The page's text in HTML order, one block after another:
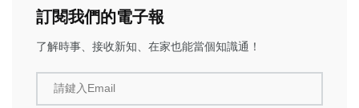
訂閱我們的電子報
了解時事、接收新知、在家也能當個知識通！
請鍵入Email